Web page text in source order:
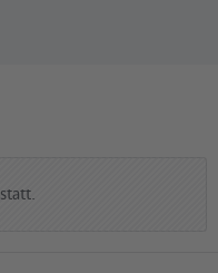
statt.